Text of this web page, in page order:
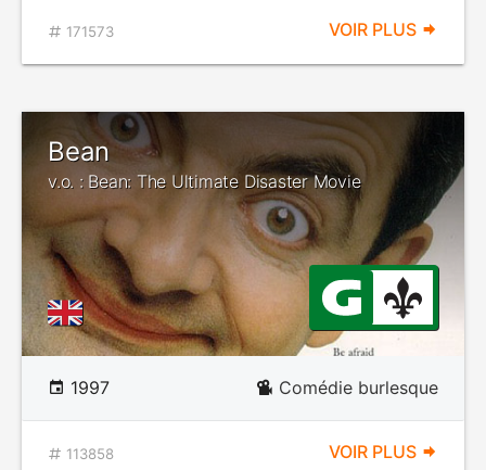
171573 VOIR PLUS
Bean
v.o. : Bean: The Ultimate Disaster Movie
1997 Comédie burlesque
113858 VOIR PLUS